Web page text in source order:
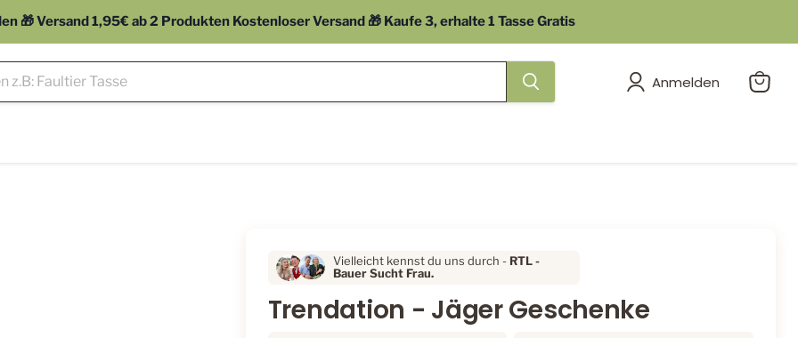
🎁 Versand 1,95€ ab 2 Produkten Kostenloser Versand 🎁 Kaufe 3, erhalte 1 Tasse Gratis
Anmelden
Vielleicht kennst du uns durch - RTL -
Bauer Sucht Frau.
Trendation - Jäger Geschenke